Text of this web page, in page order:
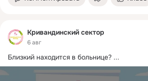
Кривандинский сектор
6 авг
Близкий находится в больнице? ...